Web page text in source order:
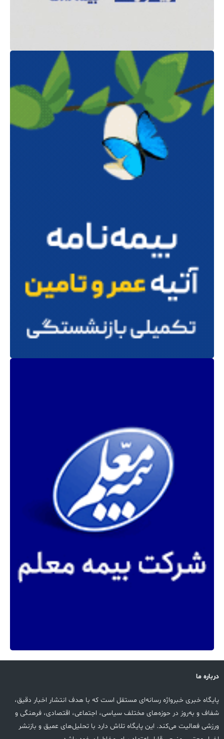
درباره ما
پایگاه خبری خبرواژه رسانه‌ای مستقل است که با هدف انتشار اخبار دقیق،
شفاف و به‌روز در حوزه‌های مختلف سیاسی، اجتماعی، اقتصادی، فرهنگی و
ورزشی فعالیت می‌کند. این پایگاه تلاش دارد با تحلیل‌های عمیق و بازنشر